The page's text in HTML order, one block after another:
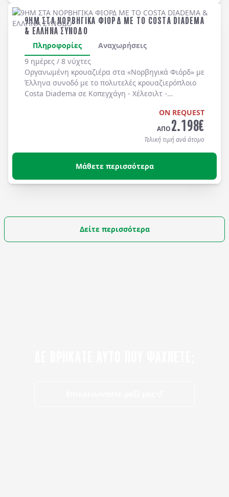
9ΗΜ ΣΤΑ ΝΟΡΒΗΓΙΚΑ ΦΙΟΡΔ ΜΕ ΤΟ COSTA DIADEMA
& ΕΛΛΗΝΑ ΣΥΝΟΔΟ
Πληροφορίες
Αναχωρήσεις
9 ημέρες / 8 νύχτες
Οργανωμένη κρουαζιέρα στα «Νορβηγικά Φιόρδ» με
Έλληνα συνοδό με το πολυτελές κρουαζιερόπλοιο
Costa Diadema σε Κοπεγχάγη - Χέλεσιλτ -
ON REQUEST
ΑΠΟ2.198€
Τελική τιμή ανά άτομο
Μάθετε περισσότερα
Δείτε περισσότερα